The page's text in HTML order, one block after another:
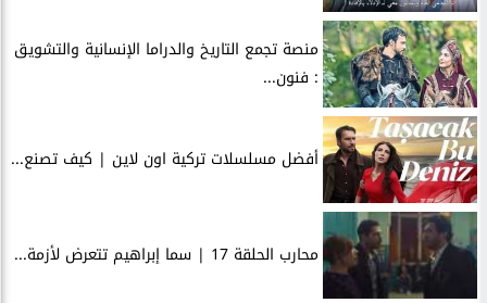
منصة تجمع التاريخ والدراما الإنسانية والتشويق
: فنون...
أفضل مسلسلات تركية اون لاين | كيف تصنع...
محارب الحلقة 17 | سما إبراهيم تتعرض لأزمة...